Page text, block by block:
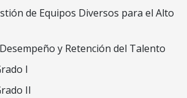
de Equipos Diversos para el Alto
y Retención del Talento
I
II